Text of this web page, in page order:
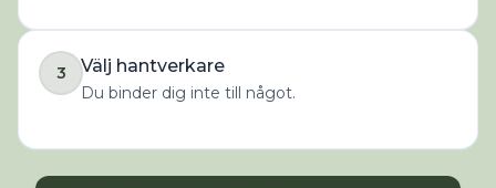
3 Välj hantverkare
Du binder dig inte till något.